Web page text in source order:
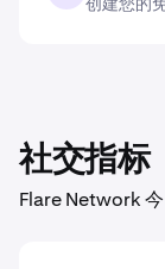
社交指标
Flare Network